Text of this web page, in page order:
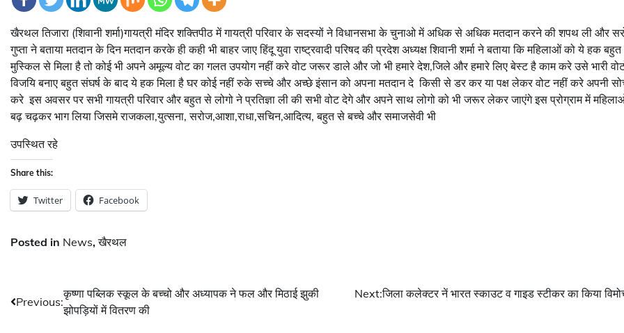
खैरथल तिजारा (शिवानी शर्मा)गायत्री मंदिर शक्तिपीठ में गायत्री परिवार के सदस्यों ने विधानसभा के चुनाओ में अधिक से अधिक मतदान करने की शपथ ली और
गुप्ता ने बताया मतदान के दिन मतदान करके ही कही भी बाहर जाए हिंदू युवा राष्ट्रवादी परिषद की प्रदेश अध्यक्ष शिवानी शर्मा ने बताया कि महिलाओं को ये हक बहुत
मुस्किल से मिला है तो कोई भी अपने अमूल्य वोट का गलत उपयोग नहीं करे वोट जरूर डाले और जो भी हमारे देश,जिले और हमारे लिए बेस्ट है काम करे उसे भारी
विजयि बनाए बहुत संघर्ष के बाद ये हक मिला है घर कोई नहीं रुके सच्चे और अच्छे इंसान को अपना मतदान दे किसी से डर कर या पक्ष लेकर वोट नहीं करे अपनी
करे इस अवसर पर सभी गायत्री परिवार और बहुत से लोगो ने प्रतिज्ञा ली की सभी वोट देगे और अपने साथ लोगो को भी जरूर लेकर जाएंगे इस प्रोग्राम में
बढ़ चढ़कर भाग लिया जिसमे राजकला,युत्सना, सरोज,आशा,राधा,सचिन,आदित्य, बहुत से बच्चे और समाजसेवी भी
उपस्थित रहे
Share this:
Twitter Facebook
Posted in News,खैरथल
Post
navigation
Previous:
कृष्णा पब्लिक स्कूल के बच्चो और अध्यापक ने फल और मिठाई झुकी
झोपड़ियों में वितरण की
Next:जिला कलेक्टर नें भारत स्काउट व गाइड स्टीकर का किया